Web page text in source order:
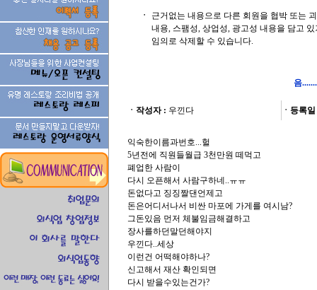
ㆍ
근거없는 내용으로 다른 회원을 협박 또는
내용, 스팸성, 상업성, 광고성 내용을 담고
임의로 삭제할 수 있습니다.
음
ㆍ작성자 : 우낀다 ㆍ등록
익숙한이름과번호...헐
5년전에 직원들월급 3천만원 떼먹고
폐업한 사람이
다시 오픈해서 사람구하네..ㅠㅠ
돈없다고 징징짤댄언제고
돈은어디서나서 비싼 마포에 가게를 여시남?
그돈있음 먼저 체불임금해결하고
장사를하던말던해야지
우낀다..세상
이런건 어떡해야하나?
신고해서 재산 확인되면
다시 받을수있는건가?